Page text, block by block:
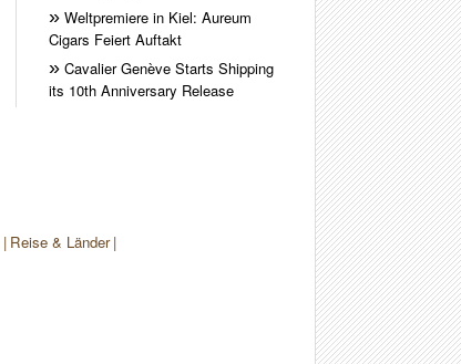
Weltpremiere in Kiel: Aureum
Cigars Feiert Auftakt
Cavalier Genève Starts Shipping
its 10th Anniversary Release
Reise & Länder